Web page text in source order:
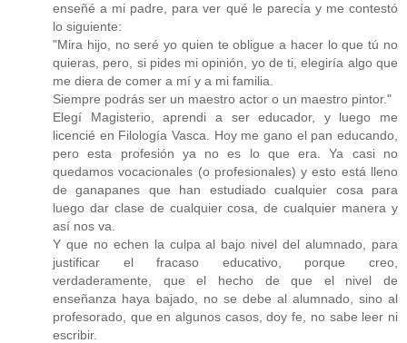
enseñé a mi padre, para ver qué le parecía y me contestó
lo siguiente:
"Mira hijo, no seré yo quien te obligue a hacer lo que tú no
quieras, pero, si pides mi opinión, yo de ti, elegiría algo que
me diera de comer a mí y a mi familia.
Siempre podrás ser un maestro actor o un maestro pintor."
Elegí Magisterio, aprendi a ser educador, y luego me
licencié en Filología Vasca. Hoy me gano el pan educando,
pero esta profesión ya no es lo que era. Ya casi no
quedamos vocacionales (o profesionales) y esto está lleno
de ganapanes que han estudiado cualquier cosa para
luego dar clase de cualquier cosa, de cualquier manera y
así nos va.
Y que no echen la culpa al bajo nivel del alumnado, para
justificar el fracaso educativo, porque creo,
verdaderamente, que el hecho de que el nivel de
enseñanza haya bajado, no se debe al alumnado, sino al
profesorado, que en algunos casos, doy fe, no sabe leer ni
escribir.